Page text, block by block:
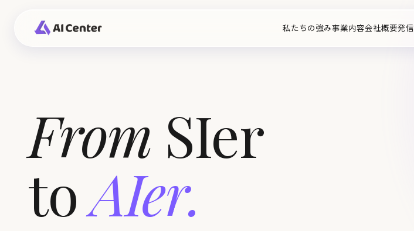
私たちの強み事業内容会社概要発信
From SIer
toAIer.